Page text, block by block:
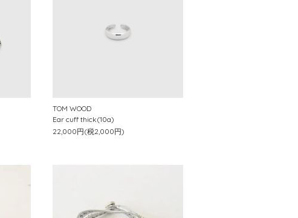
TOM WOOD
Ear cuff thick(10a)
22,000円(税2,000円)